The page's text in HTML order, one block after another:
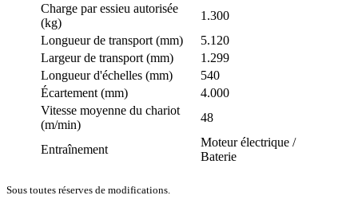
Charge par essieu autorisée
(kg)
1.300
Longueur de transport (mm)
5.120
Largeur de transport (mm)
1.299
Longueur d'échelles (mm)
540
Écartement (mm)
4.000
Vitesse moyenne du chariot
(m/min)
48
Entraînement
Moteur électrique /
Baterie
Sous toutes réserves de modifications.